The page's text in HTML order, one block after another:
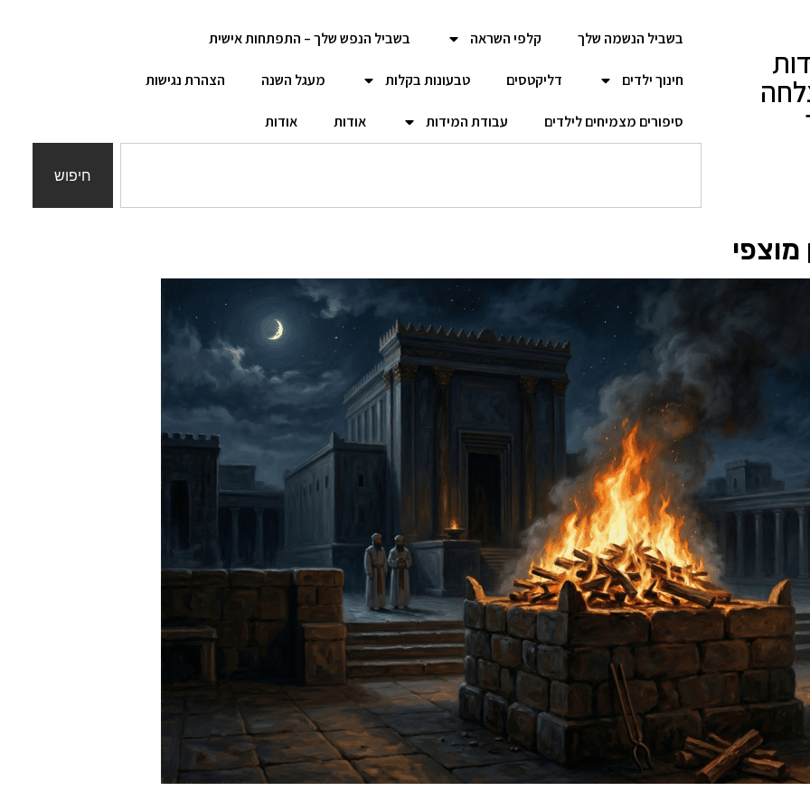
בשביל הנשמה שלך קלפי השראה בשביל הנפש שלך – התפתחות אישית
חינוך ילדים דליקטסים טבעונות בקלות מעגל השנה הצהרת נגישות
סיפורים מצמיחים לילדים עבודת המידות אודות אודות
חיפוש
מוצפי